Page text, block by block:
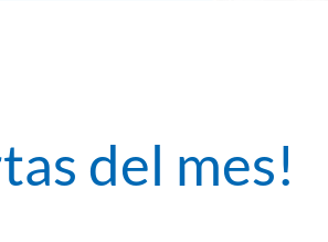
del mes!